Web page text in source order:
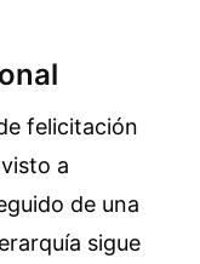
felicitación
a
de una
sigue